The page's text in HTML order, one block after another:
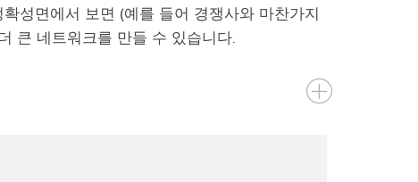
성면에서 보면 (예를 들어 경쟁사와 마찬가지
큰 네트워크를 만들 수 있습니다.